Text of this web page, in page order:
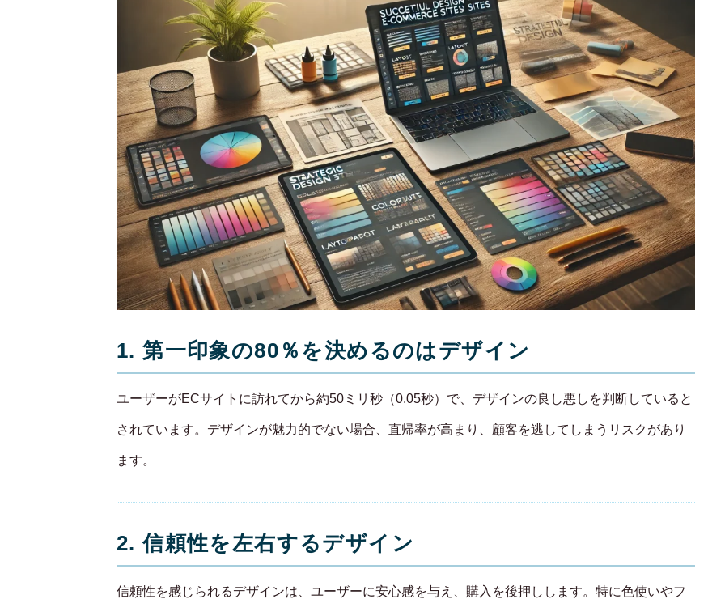
COMPANY
会社概要
WORKS
制作実績
CONTACT
お問い合わせ
RECRUIT
採用・応募
1. 第一印象の80％を決めるのはデザイン
ユーザーがECサイトに訪れてから約50ミリ秒（0.05秒）で、デザインの良し悪しを判断していると
されています。デザインが魅力的でない場合、直帰率が高まり、顧客を逃してしまうリスクがあり
ます。
2. 信頼性を左右するデザイン
信頼性を感じられるデザインは、ユーザーに安心感を与え、購入を後押しします。特に色使いやフ